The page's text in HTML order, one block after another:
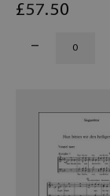
£57.50